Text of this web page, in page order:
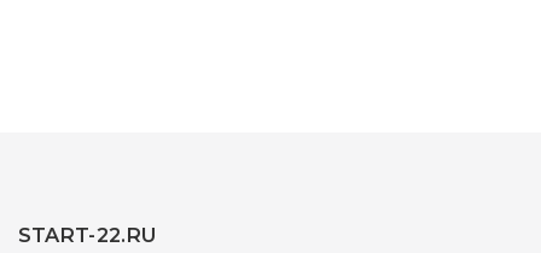
START-22.RU